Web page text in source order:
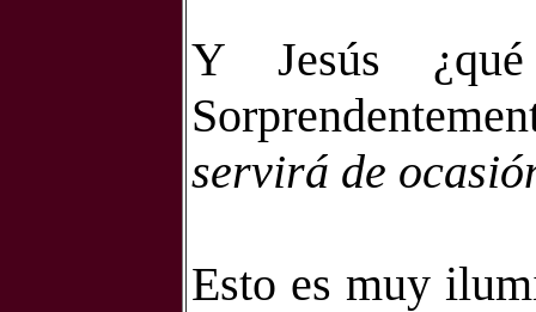
Y Jesús
servirá de
Esto es muy